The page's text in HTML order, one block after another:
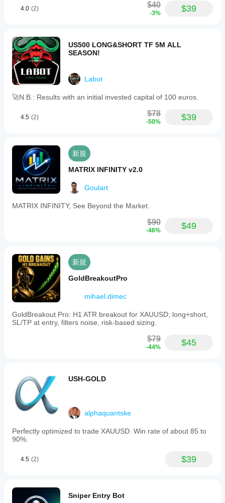
4.0 (2) $40
-3% $39
US500 LONG&SHORT TF 5M ALL
SEASON!
Labot
🚀N.B.: Results with an initial invested capital of 100 euros.
4.5 (2) $78
-50% $39
新規
MATRIX INFINITY v2.0
Goulart
MATRIX INFINITY, See Beyond the Market.
$90
-46% $49
新規
GoldBreakoutPro
mihael.dimec
GoldBreakout Pro: H1 ATR breakout for XAUUSD; long+short,
SL/TP at entry, filters noise, risk-based sizing.
$79
-44% $45
USH-GOLD
alphaquantske
Perfectly optimized to trade XAUUSD. Win rate of about 85 to
90%.
4.5 (2) $39
Sniper Entry Bot